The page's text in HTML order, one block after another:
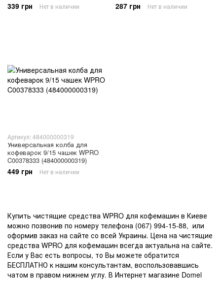
339 грн Нет в наличии 287 грн Нет в наличии
Артикул: 484000000319
Универсальная колба для
кофеварок 9/15 чашек WPRO
C00378333 (484000000319)
449 грн Нет в наличии
Купить чистящие средства WPRO для кофемашин в Киеве
можно позвонив по номеру телефона (067) 994-15-88, или
оформив заказ на сайте со всей Украины. Цена на чистящие
средства WPRO для кофемашин всегда актуальна на сайте.
Если у Вас есть вопросы, то Вы можете обратится
БЕСПЛАТНО к нашим консультантам, воспользовавшись
чатом в правом нижнем углу. В Интернет магазине Domel